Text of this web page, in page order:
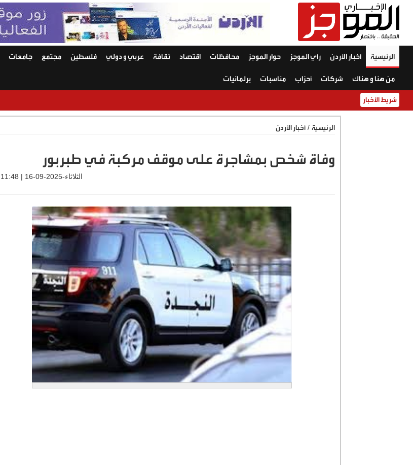
الرئيسية أخبار الأردن رأي الموجز حوار الموجز محافظات اقتصاد ثقافة عربي و دولي فلسطين مجتمع جامعات
من هنا و هناك شركات أحزاب مناسبات برلمانيات
شريط الأخبار
الرئيسية / أخبار الأردن
وفاة شخص بمشاجرة على موقف مركبة في طبربور
الثلاثاء-2025-09-16 | 11:48 pm